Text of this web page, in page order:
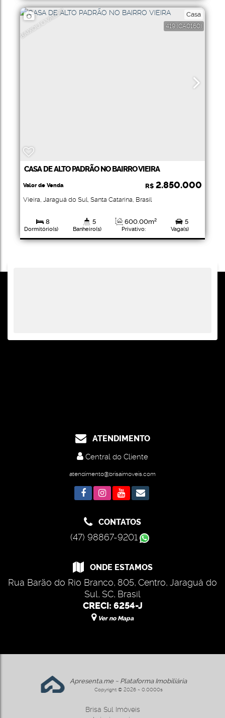
BAIXOU O VALOR! 419 (CA0160)
Casa
CASA DE ALTO PADRÃO NO BAIRRO VIEIRA
R$ 2.850.000
Valor de Venda
Vieira, Jaraguá do Sul, Santa Catarina, Brasil
8
Dormitório(s)
5
Banheiro(s) Privativo:
600.00m²
1
Suíte(s) Total:
3200.00m²
5
Vaga(s)
Terreno:
3200.00m²
ATENDIMENTO
Central do Cliente
atendimento@brisaimoveis.com
CONTATOS
(47) 98867-9201
ONDE ESTAMOS
Rua Barão do Rio Branco, 805, Centro, Jaraguá do
Sul, SC, Brasil
CRECI: 6254-J
Ver no Mapa
Apresenta.me ~ Plataforma Imobiliária
Copyright © 2026 ~ 0.0000s
Brisa Sul Imóveis